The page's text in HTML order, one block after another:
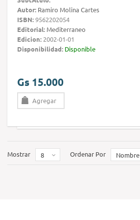
Autor: Ramiro Molina Cartes
ISBN:9562202054
Editorial: Mediterraneo
Edicion: 2002-01-01
Disponibilidad: Disponible
Gs 15.000
Agregar
Mostrar 8 Ordenar Por Nombre